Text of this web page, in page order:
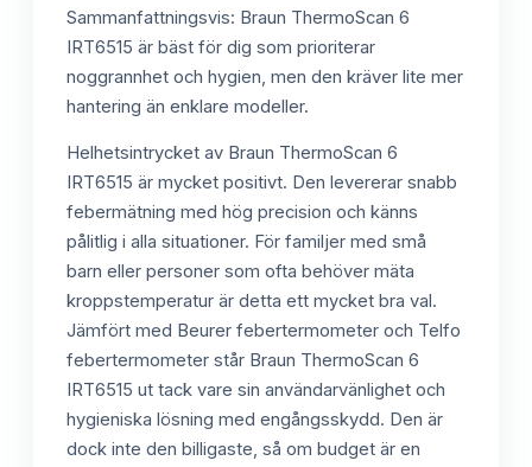
Sammanfattningsvis: Braun ThermoScan 6
IRT6515 är bäst för dig som prioriterar
noggrannhet och hygien, men den kräver lite mer
hantering än enklare modeller.
Helhetsintrycket av Braun ThermoScan 6
IRT6515 är mycket positivt. Den levererar snabb
febermätning med hög precision och känns
pålitlig i alla situationer. För familjer med små
barn eller personer som ofta behöver mäta
kroppstemperatur är detta ett mycket bra val.
Jämfört med Beurer febertermometer och Telfo
febertermometer står Braun ThermoScan 6
IRT6515 ut tack vare sin användarvänlighet och
hygieniska lösning med engångsskydd. Den är
dock inte den billigaste, så om budget är en